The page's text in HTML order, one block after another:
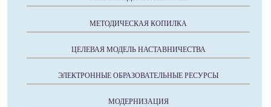
МЕТОДИЧЕСКАЯ КОПИЛКА
ЦЕЛЕВАЯ МОДЕЛЬ НАСТАВНИЧЕСТВА
ЭЛЕКТРОННЫЕ ОБРАЗОВАТЕЛЬНЫЕ РЕСУРСЫ
МОДЕРНИЗАЦИЯ